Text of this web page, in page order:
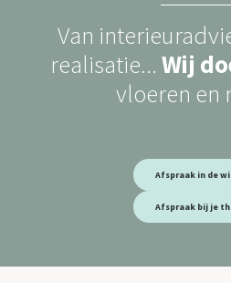
Van
realisatie... Wij
vloeren en
Afspraak in de
Afspraak bij je